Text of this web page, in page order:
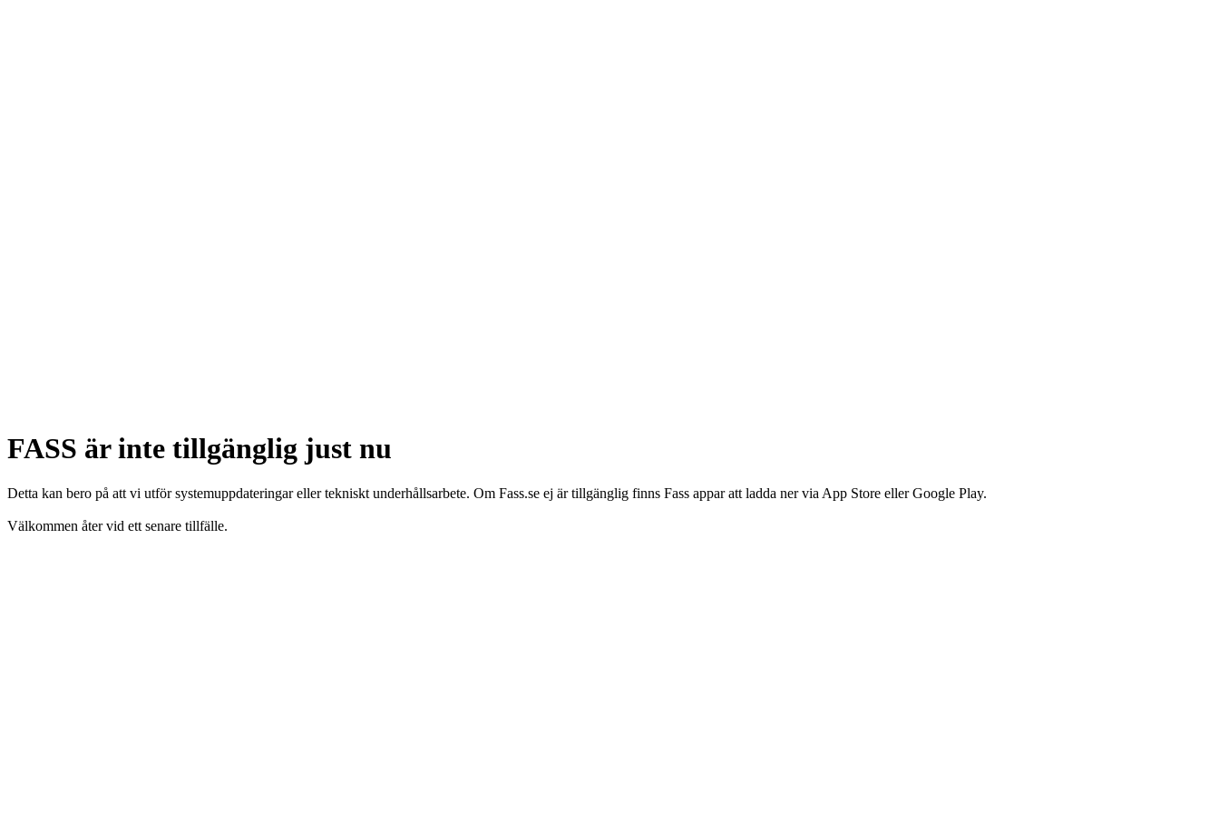
FASS är inte tillgänglig just nu
Detta kan bero på att vi utför systemuppdateringar eller tekniskt underhållsarbete. Om Fass.se ej är tillgänglig finns Fass appar att ladda ner via App Store eller Google Play.
Välkommen åter vid ett senare tillfälle.